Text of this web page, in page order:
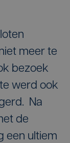
meer te
bezoek
werd ook
Na
de
een ultiem